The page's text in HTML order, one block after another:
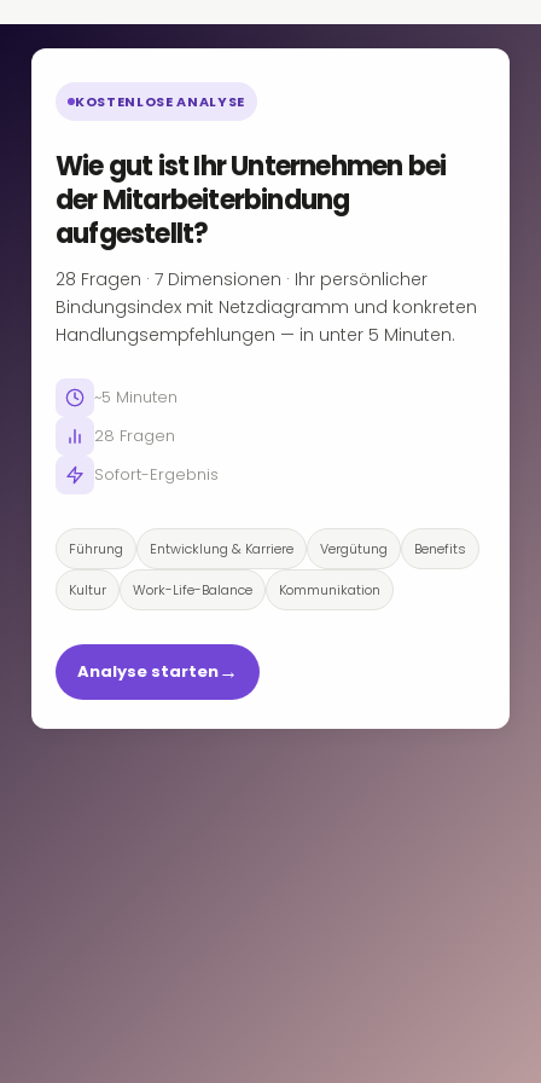
KOSTENLOSE ANALYSE
Wie gut ist Ihr Unternehmen bei
der Mitarbeiterbindung
aufgestellt?
28 Fragen · 7 Dimensionen · Ihr persönlicher
Bindungsindex mit Netzdiagramm und konkreten
Handlungsempfehlungen — in unter 5 Minuten.
~5 Minuten
28 Fragen
Sofort-Ergebnis
Führung Entwicklung & Karriere Vergütung Benefits
Kultur Work-Life-Balance Kommunikation
Analyse starten→